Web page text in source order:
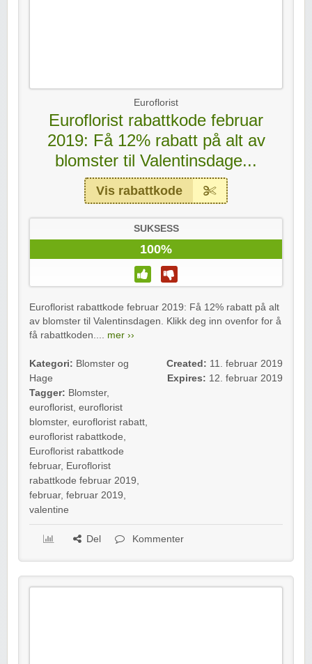
Euroflorist
Euroflorist rabattkode februar
2019: Få 12% rabatt på alt av
blomster til Valentinsdage...
Vis rabattkode
SUKSESS
100%
Euroflorist rabattkode februar 2019: Få 12% rabatt på alt
av blomster til Valentinsdagen. Klikk deg inn ovenfor for å
få rabattkoden.... mer ››
Kategori: Blomster og
Hage
Tagger: Blomster,
euroflorist, euroflorist
blomster, euroflorist rabatt,
euroflorist rabattkode,
Euroflorist rabattkode
februar, Euroflorist
rabattkode februar 2019,
februar, februar 2019,
valentine
Created: 11. februar 2019
Expires: 12. februar 2019
Del Kommenter